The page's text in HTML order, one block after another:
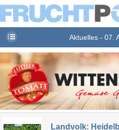
Aktuelles - 07.
Landvolk: